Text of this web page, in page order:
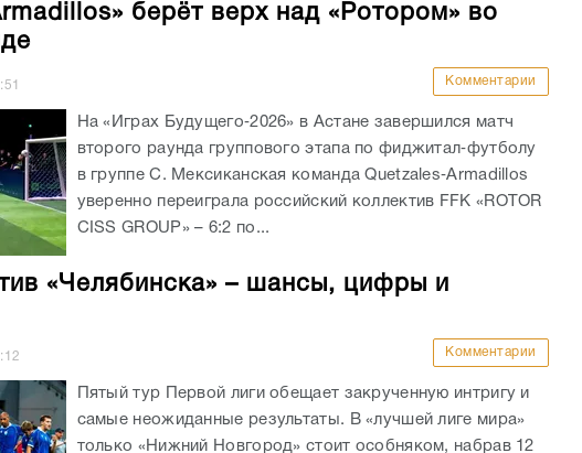
берёт верх над «Ротором» во
Комментарии
На «Играх Будущего‑2026» в Астане завершился матч
второго раунда группового этапа по фиджитал‑футболу
в группе C. Мексиканская команда Quetzales‑Armadillos
уверенно переиграла российский коллектив FFK «ROTOR
CISS GROUP» – 6:2 по...
«Челябинска» – шансы, цифры и
Комментарии
Пятый тур Первой лиги обещает закрученную интригу и
самые неожиданные результаты. В «лучшей лиге мира»
только «Нижний Новгород» стоит особняком, набрав 12